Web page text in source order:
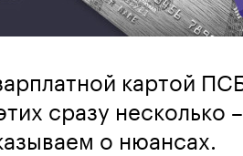
картой
сразу несколько
о нюансах.